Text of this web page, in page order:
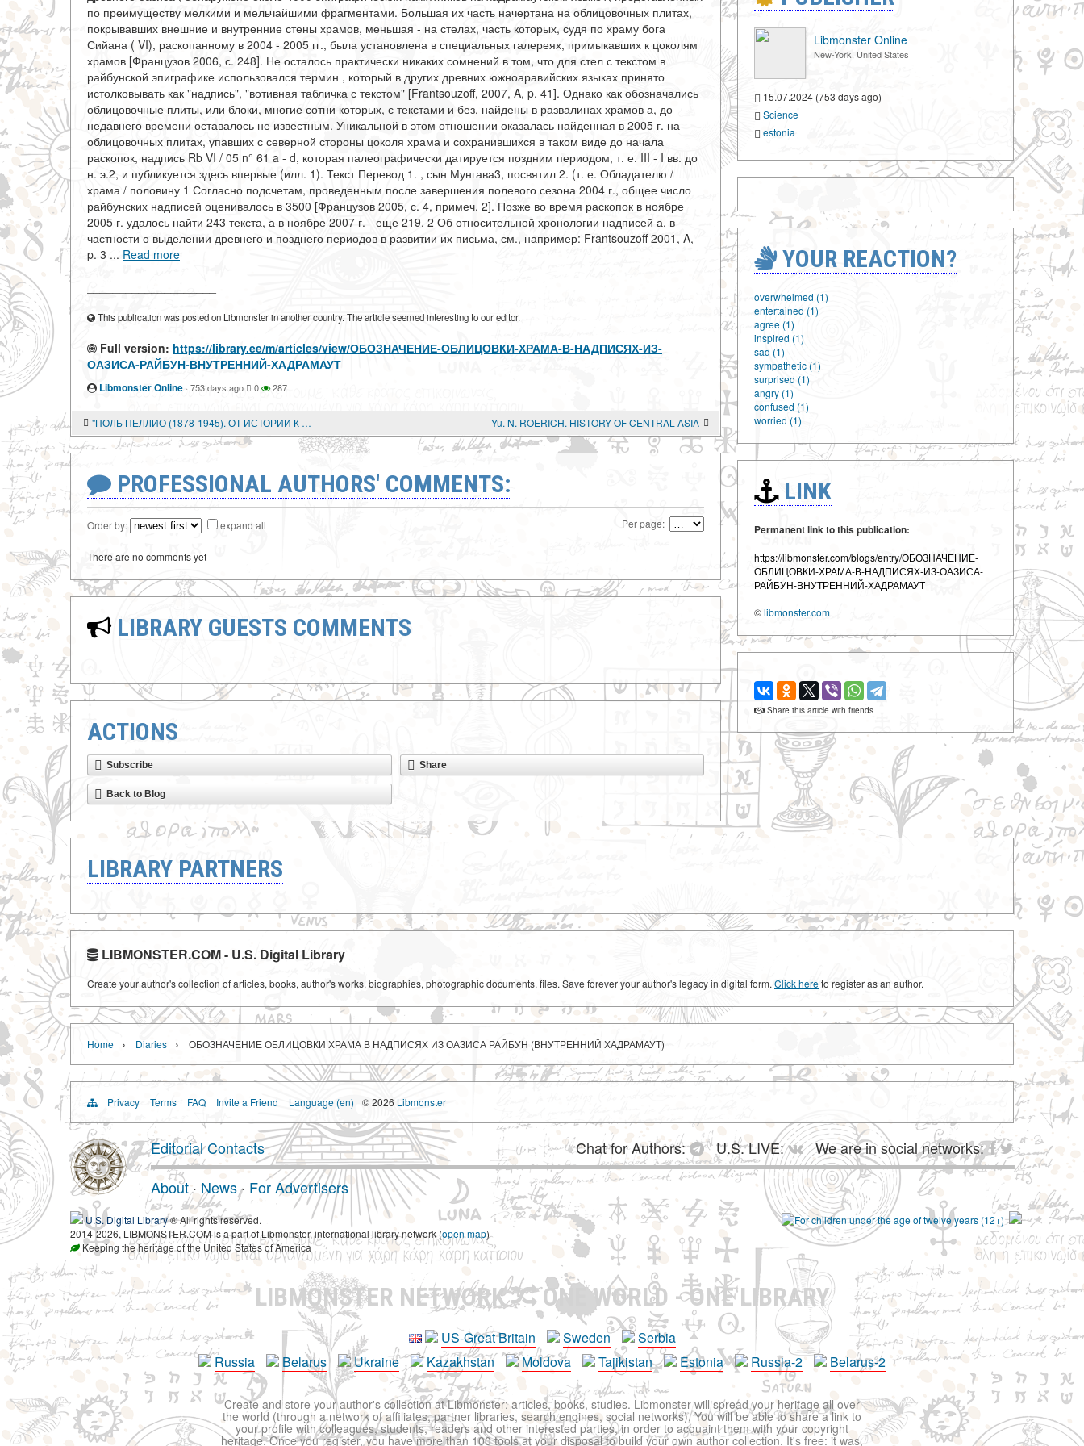
по преимуществу мелкими и мельчайшими фрагментами. Большая их часть начертана на облицовочных плитах,
покрывавших внешние и внутренние стены храмов, меньшая - на стелах, часть которых, судя по храму бога
Сийана ( VI), раскопанному в 2004 - 2005 гг., была установлена в специальных галереях, примыкавших к цоколям
храмов [Французов 2006, с. 248]. Не осталось практически никаких сомнений в том, что для стел с текстом в
райбунской эпиграфике использовался термин , который в других древних южноаравийских языках принято
истолковывать как "надпись", "вотивная табличка с текстом" [Frantsouzoff, 2007, A, p. 41]. Однако как обозначались
облицовочные плиты, или блоки, многие сотни которых, с текстами и без, найдены в развалинах храмов а, до
недавнего времени оставалось не известным. Уникальной в этом отношении оказалась найденная в 2005 г. на
облицовочных плитах, упавших с северной стороны цоколя храма и сохранившихся в таком виде до начала
раскопок, надпись Rb VI / 05 n° 61 a - d, которая палеографически датируется поздним периодом, т. е. III - I вв. до
н. э.2, и публикуется здесь впервые (илл. 1). Текст Перевод 1. , сын Мунгава3, посвятил 2. (т. е. Обладателю /
храма / половину 1 Согласно подсчетам, проведенным после завершения полевого сезона 2004 г., общее число
райбунских надписей оценивалось в 3500 [Французов 2005, с. 4, примеч. 2]. Позже во время раскопок в ноябре
2005 г. удалось найти 243 текста, а в ноябре 2007 г. - еще 219. 2 Об относительной хронологии надписей а, в
частности о выделении древнего и позднего периодов в развитии их письма, см., например: Frantsouzoff 2001, A,
p. 3 ... Read more
This publication was posted on Libmonster in another country. The article seemed interesting to our editor.
Full version: https://library.ee/m/articles/view/ОБОЗНАЧЕНИЕ-ОБЛИЦОВКИ-ХРАМА-В-НАДПИСЯХ-ИЗ-
ОАЗИСА-РАЙБУН-ВНУТРЕННИЙ-ХАДРАМАУТ
Libmonster Online · 753 days ago 0 287
"ПОЛЬ ПЕЛЛИО (1878-1945). ОТ ИСТОРИИ К ЛЕГЕНДЕ" Yu. N. ROERICH. HISTORY OF CENTRAL ASIA
PROFESSIONAL AUTHORS' COMMENTS:
Order by: expand all Per page:
There are no comments yet
LIBRARY GUESTS COMMENTS
ACTIONS
Subscribe Share
Back to Blog
Libmonster Online
New-York, United States
15.07.2024 (753 days ago)
Science
estonia
YOUR REACTION?
overwhelmed (1)
entertained (1)
agree (1)
inspired (1)
sad (1)
sympathetic (1)
surprised (1)
angry (1)
confused (1)
worried (1)
LINK
Permanent link to this publication:
https://libmonster.com/blogs/entry/ОБОЗНАЧЕНИЕ-
ОБЛИЦОВКИ-ХРАМА-В-НАДПИСЯХ-ИЗ-ОАЗИСА-
РАЙБУН-ВНУТРЕННИЙ-ХАДРАМАУТ
©libmonster.com
Share this article with friends
LIBRARY PARTNERS
LIBMONSTER.COM - U.S. Digital Library
Create your author's collection of articles, books, author's works, biographies, photographic documents, files. Save forever your author's legacy in digital form. Click hereto register as an author.
Home › Diaries › ОБОЗНАЧЕНИЕ ОБЛИЦОВКИ ХРАМА В НАДПИСЯХ ИЗ ОАЗИСА РАЙБУН (ВНУТРЕННИЙ ХАДРАМАУТ)
Privacy Terms FAQ Invite a Friend Language (en) © 2026 Libmonster
Editorial Contacts Chat for Authors: U.S. LIVE:
We are in social networks:
About· News· For Advertisers
U.S. Digital Library® All rights reserved.
2014-2026, LIBMONSTER.COM is a part of Libmonster, international library network (open map)
Keeping the heritage of the United States of America
LIBMONSTER NETWORK ONE WORLD - ONE LIBRARY
US-Great Britain Sweden
Serbia
Russia
Belarus Ukraine Kazakhstan Moldova Tajikistan Estonia Russia-2 Belarus-2
Create and store your author's collection at Libmonster: articles, books, studies. Libmonster will spread your heritage all over
the world (through a network of affiliates, partner libraries, search engines, social networks). You will be able to share a link to
your profile with colleagues, students, readers and other interested parties, in order to acquaint them with your copyright
heritage. Once you register, you have more than 100 tools at your disposal to build your own author collection. It's free: it was,